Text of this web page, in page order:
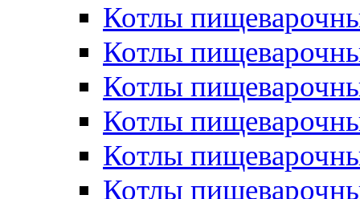
Котлы
Котлы
Котлы
Котлы
Котлы
Котлы